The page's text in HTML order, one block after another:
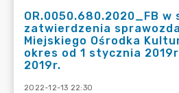
OR.0050.680.2020_FB w
zatwierdzenia
Miejskiego Ośrodka
okres od 1 stycznia
2019r.
2022-12-13 22:30